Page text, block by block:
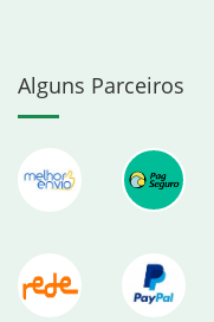
Alguns Parceiros